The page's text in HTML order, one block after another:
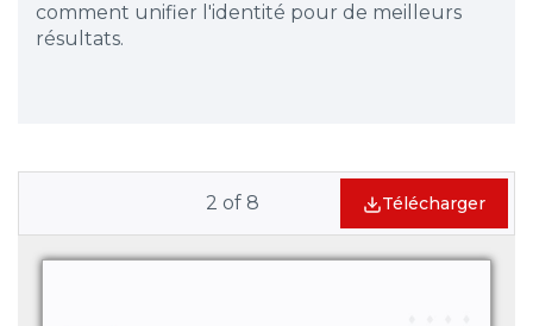
comment unifier l'identité pour de meilleurs
résultats.
2 of 8 Télécharger